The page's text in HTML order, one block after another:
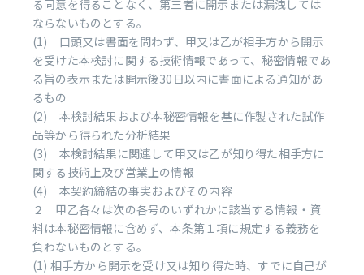
る同意を得ることなく、第三者に開示または漏洩しては
ならないものとする。
(1) 口頭又は書面を問わず、甲又は乙が相手方から開示
を受けた本検討に関する技術情報であって、秘密情報であ
る旨の表示または開示後30日以内に書面による通知があ
るもの
(2) 本検討結果および本秘密情報を基に作製された試作
品等から得られた分析結果
(3) 本検討結果に関連して甲又は乙が知り得た相手方に
関する技術上及び営業上の情報
(4) 本契約締結の事実およびその内容
２ 甲乙各々は次の各号のいずれかに該当する情報・資
料は本秘密情報に含めず、本条第１項に規定する義務を
負わないものとする。
(1) 相手方から開示を受け又は知り得た時、すでに自己が